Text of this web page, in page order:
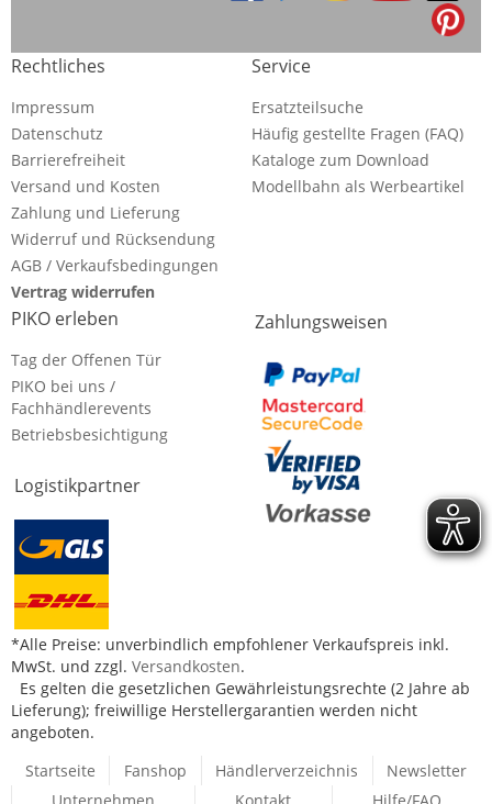
Rechtliches
Impressum
Datenschutz
Barrierefreiheit
Versand und Kosten
Zahlung und Lieferung
Widerruf und Rücksendung
AGB / Verkaufsbedingungen
Vertrag widerrufen
Service
Ersatzteilsuche
Häufig gestellte Fragen (FAQ)
Kataloge zum Download
Modellbahn als Werbeartikel
PIKO erleben
Tag der Offenen Tür
PIKO bei uns /
Fachhändlerevents
Betriebsbesichtigung
Logistikpartner
Zahlungsweisen
*Alle Preise: unverbindlich empfohlener Verkaufspreis inkl.
MwSt. und zzgl. Versandkosten.
Es gelten die gesetzlichen Gewährleistungsrechte (2 Jahre ab
Lieferung); freiwillige Herstellergarantien werden nicht
angeboten.
Startseite
Fanshop Händlerverzeichnis
Newsletter
Unternehmen
Kontakt Hilfe/FAQ